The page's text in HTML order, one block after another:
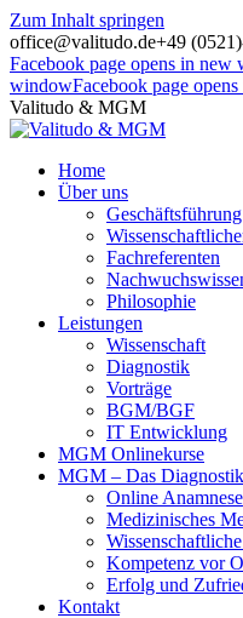
Zum Inhalt springen
office@valitudo.de+49
Facebook page opens in new
windowFacebook page
Valitudo & MGM
Home
Über uns
Geschäftsführung
Fachreferenten
Philosophie
Leistungen
Wissenschaft
Diagnostik
Vorträge
BGM/BGF
IT Entwicklung
MGM Onlinekurse
MGM – Das
Online Anamnese
Medizinisches
Kompetenz vor
Erfolg und
Kontakt